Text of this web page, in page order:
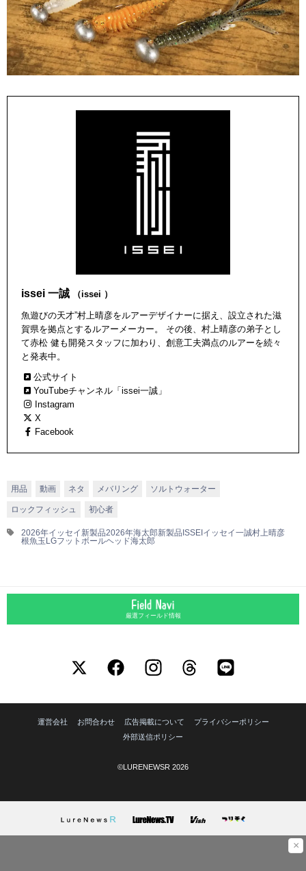
issei 一誠 （issei ）
魚遊びの天才”村上晴彦をルアーデザイナーに据え、設立された滋
賀県を拠点とするルアーメーカー。 その後、村上晴彦の弟子とし
て赤松 健も開発スタッフに加わり、創意工夫満点のルアーを続々
と発表中。
公式サイト
YouTubeチャンネル「issei一誠」
Instagram
X
Facebook
用品 動画 ネタ メバリング ソルトウォーター
ロックフィッシュ 初心者
2026年イッセイ新製品2026年海太郎新製品 ISSEI イッセイ一誠村上晴彦
根魚玉LGフットボールヘッド海太郎
×
厳選フィールド情報
運営会社 お問合わせ 広告掲載について
プライバシーポリシー
外部送信ポリシー
©LURENEWSR 2026